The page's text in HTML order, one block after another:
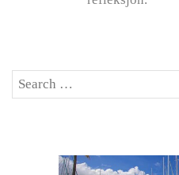
Search